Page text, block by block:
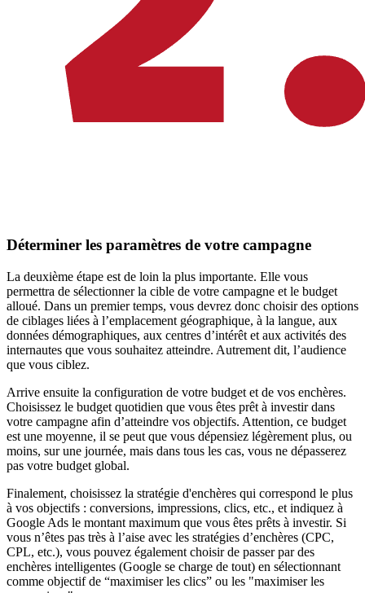
Déterminer les paramètres de votre campagne
La deuxième étape est de loin la plus importante. Elle vous
permettra de sélectionner la cible de votre campagne et le budget
alloué. Dans un premier temps, vous devrez donc choisir des options
de ciblages liées à l’emplacement géographique, à la langue, aux
données démographiques, aux centres d’intérêt et aux activités des
internautes que vous souhaitez atteindre. Autrement dit, l’audience
que vous ciblez.
Arrive ensuite la configuration de votre budget et de vos enchères.
Choisissez le budget quotidien que vous êtes prêt à investir dans
votre campagne afin d’atteindre vos objectifs. Attention, ce budget
est une moyenne, il se peut que vous dépensiez légèrement plus, ou
moins, sur une journée, mais dans tous les cas, vous ne dépasserez
pas votre budget global.
Finalement, choisissez la stratégie d'enchères qui correspond le plus
à vos objectifs : conversions, impressions, clics, etc., et indiquez à
Google Ads le montant maximum que vous êtes prêts à investir. Si
vous n’êtes pas très à l’aise avec les stratégies d’enchères (CPC,
CPL, etc.), vous pouvez également choisir de passer par des
enchères intelligentes (Google se charge de tout) en sélectionnant
comme objectif de “maximiser les clics” ou les "maximiser les